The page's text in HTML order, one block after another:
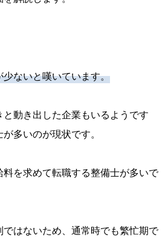
ないと嘆いています。
動き出した企業もいるようです
多いのが現状です。
料を求めて転職する整備士が多いで
ではないため、通常時でも繁忙期で